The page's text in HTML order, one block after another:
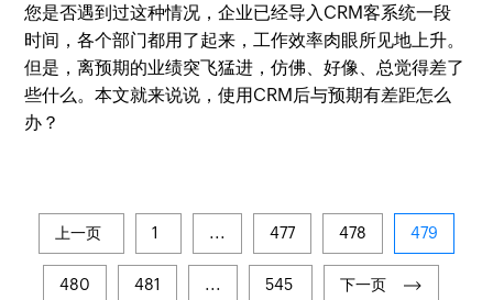
您是否遇到过这种情况，企业已经导入CRM客系统一段
时间，各个部门都用了起来，工作效率肉眼所见地上升。
但是，离预期的业绩突飞猛进，仿佛、好像、总觉得差了
些什么。本文就来说说，使用CRM后与预期有差距怎么
办？
上一页 1 ... 477 478 479
480 481 ... 545 下一页